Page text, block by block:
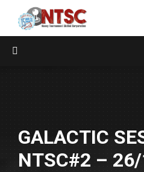
GALACTIC
NTSC#2 –